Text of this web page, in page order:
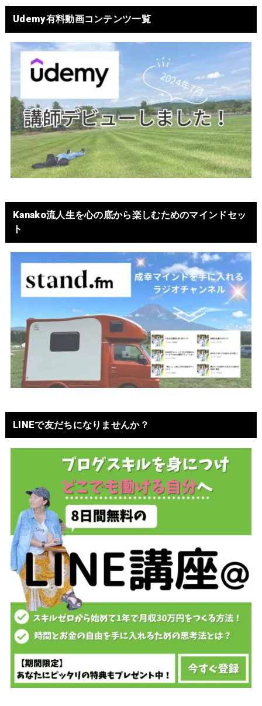
Udemy有料動画コンテンツ一覧
Kanako流人生を心の底から楽しむためのマインドセッ
ト
LINEで友だちになりませんか？